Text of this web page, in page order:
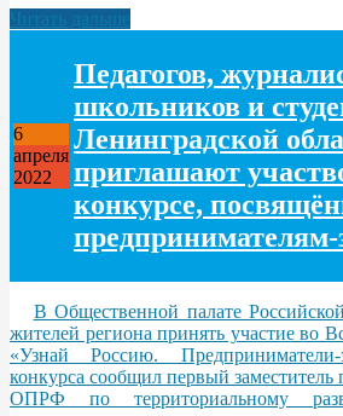
Читать дальше
6
апреля
2022
Педагогов,
школьников и
Ленинградской
приглашают
конкурсе,
В Общественной палате
жителей региона принять участие во
«Узнай Россию.
конкурса сообщил первый заместитель
ОПРФ по территориальному